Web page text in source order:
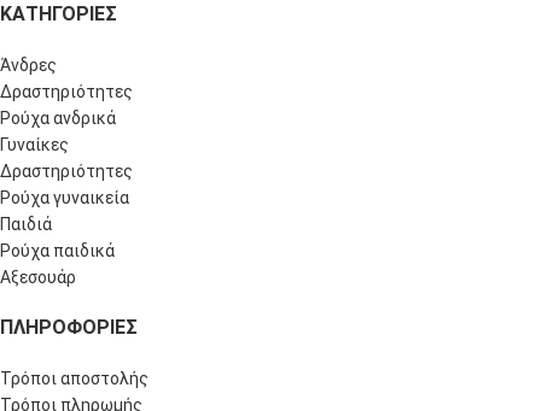
ΚΑΤΗΓΟΡΙΕΣ
Άνδρες
Δραστηριότητες
Ρούχα ανδρικά
Γυναίκες
Δραστηριότητες
Ρούχα γυναικεία
Παιδιά
Ρούχα παιδικά
Αξεσουάρ
ΠΛΗΡΟΦΟΡΊΕΣ
Τρόποι αποστολής
Τρόποι πληρωμής